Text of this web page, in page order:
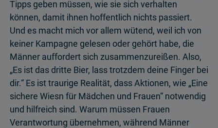
Tipps geben müssen, wie sie sich verhalten
können, damit ihnen hoffentlich nichts passiert.
Und es macht mich vor allem wütend, weil ich von
keiner Kampagne gelesen oder gehört habe, die
Männer auffordert sich zusammenzureißen. Also,
„Es ist das dritte Bier, lass trotzdem deine Finger bei
dir.“ Es ist traurige Realität, dass Aktionen, wie „Eine
sichere Wiesn für Mädchen und Frauen“ notwendig
und hilfreich sind. Warum müssen Frauen
Verantwortung übernehmen, während Männer